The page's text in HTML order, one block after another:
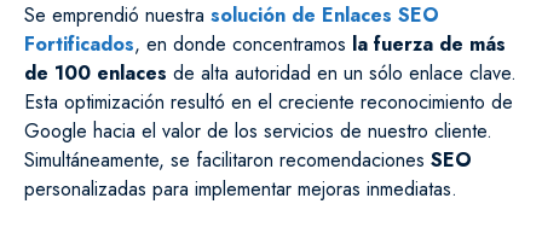
Se emprendió nuestra solución de Enlaces SEO
Fortificados, en donde concentramos la fuerza de más
de 100 enlaces de alta autoridad en un sólo enlace clave.
Esta optimización resultó en el creciente reconocimiento de
Google hacia el valor de los servicios de nuestro cliente.
Simultáneamente, se facilitaron recomendaciones SEO
personalizadas para implementar mejoras inmediatas.